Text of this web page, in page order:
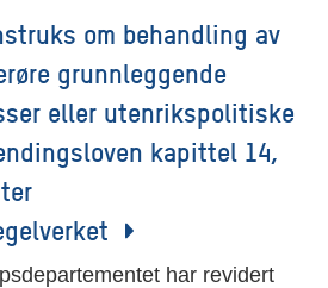
om behandling av
grunnleggende
eller utenrikspolitiske
kapittel 14,
har revidert